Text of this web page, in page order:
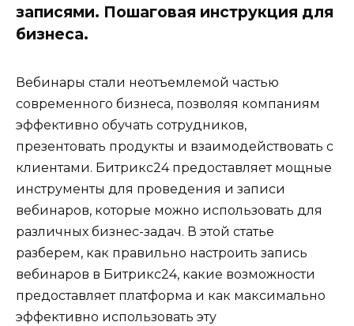
записями. Пошаговая инструкция для
бизнеса.
Вебинары стали неотъемлемой частью
современного бизнеса, позволяя компаниям
эффективно обучать сотрудников,
презентовать продукты и взаимодействовать с
клиентами. Битрикс24 предоставляет мощные
инструменты для проведения и записи
вебинаров, которые можно использовать для
различных бизнес-задач. В этой статье
разберем, как правильно настроить запись
вебинаров в Битрикс24, какие возможности
предоставляет платформа и как максимально
эффективно использовать эту